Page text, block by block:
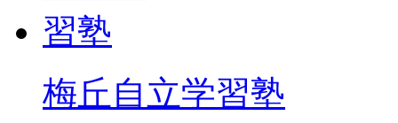
梅丘自立学習塾